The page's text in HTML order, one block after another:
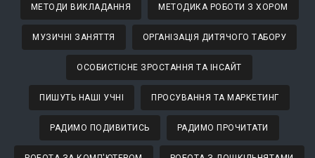
МЕТОДИ ВИКЛАДАННЯ МЕТОДИКА РОБОТИ З ХОРОМ
МУЗИЧНІ ЗАНЯТТЯ ОРГАНІЗАЦІЯ ДИТЯЧОГО ТАБОРУ
ОСОБИСТІСНЕ ЗРОСТАННЯ ТА ІНСАЙТ
ПИШУТЬ НАШІ УЧНІ ПРОСУВАННЯ ТА МАРКЕТИНГ
РАДИМО ПОДИВИТИСЬ РАДИМО ПРОЧИТАТИ